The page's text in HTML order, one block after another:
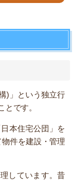
)」という独立行
とです。
本住宅公団」を
件を建設・管理
しています。昔